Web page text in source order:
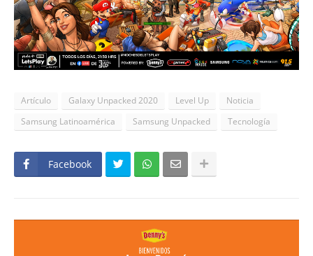
Artículo Galaxy Unpacked 2020 Level Up
Noticia
Samsung Latinoamérica
Samsung Unpacked Tecnología
Facebook